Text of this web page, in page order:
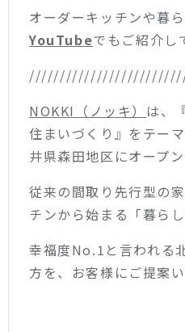
オーダーキッチンや暮ら
YouTubeでもご紹介し
NOKKI（ノッキ） は、
住まいづくり』をテー
井県森田地区にオープン
従来の間取り先行型の
チンから始まる「暮ら
幸福度No.1と言われる
方を、お客様にご提案い